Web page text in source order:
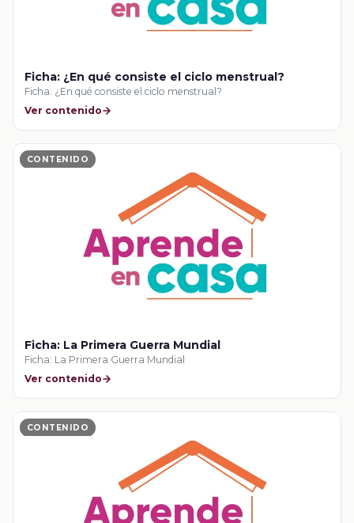
Ficha: ¿En qué consiste el ciclo menstrual?
Ficha: ¿En qué consiste el ciclo menstrual?
Ver contenido
CONTENIDO
Ficha: La Primera Guerra Mundial
Ficha: La Primera Guerra Mundial
Ver contenido
CONTENIDO